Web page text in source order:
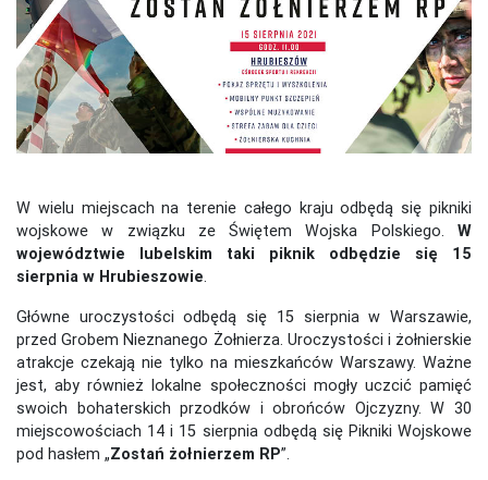
W wielu miejscach na terenie całego kraju odbędą się pikniki
wojskowe w związku ze Świętem Wojska Polskiego. W
województwie lubelskim taki piknik odbędzie się 15
sierpnia w Hrubieszowie
Główne uroczystości odbędą się 15 sierpnia w Warszawie,
przed Grobem Nieznanego Żołnierza. Uroczystości i żołnierskie
atrakcje czekają nie tylko na mieszkańców Warszawy. Ważne
jest, aby również lokalne społeczności mogły uczcić pamięć
swoich bohaterskich przodków i obrońców Ojczyzny. W 30
miejscowościach 14 i 15 sierpnia odbędą się Pikniki Wojskowe
pod hasłem „Zostań żołnierzem RP”.